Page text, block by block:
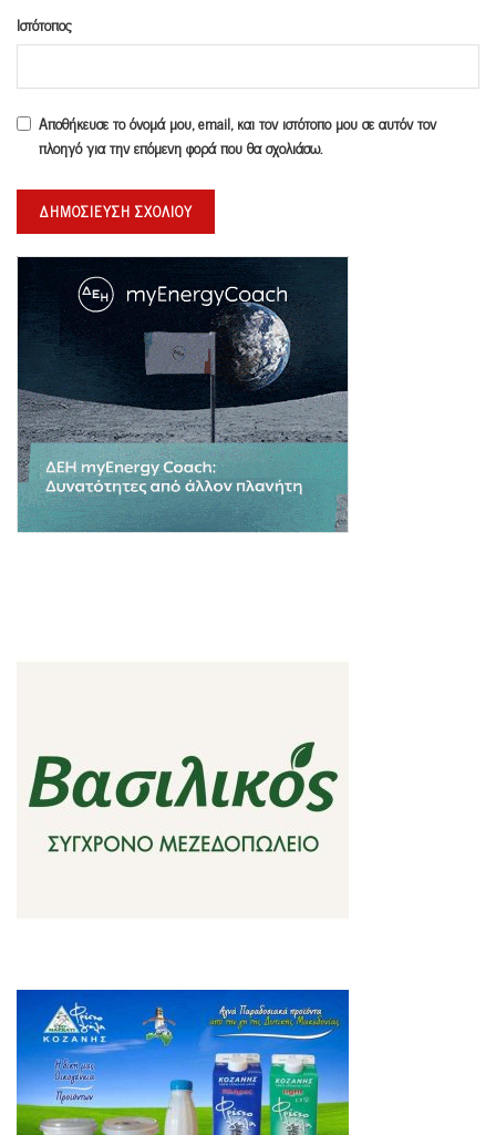
Ιστότοπος
Αποθήκευσε το όνομά μου, email, και τον ιστότοπο μου σε αυτόν τον
πλοηγό για την επόμενη φορά που θα σχολιάσω.